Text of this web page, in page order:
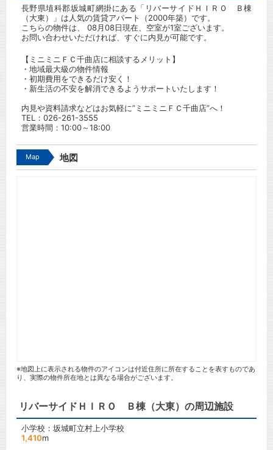
長野県埴科郡坂城町網掛にある「リバーサイドＨＩＲＯ Ｂ棟
（大東）」は人気の賃貸アパート（2000年築）です。
こちらの物件は、 08月08日現在、空室が1室ございます。
お問い合わせいただければ、すぐに内見が可能です。
【ミニミニＦＣ千曲店に相談するメリット】
・地域最大級の物件情報
・初期費用をできるだけ安く！
・新生活の不安を解消できるようサポートいたします！
内見や資料請求などはお気軽に”ミニミニＦＣ千曲店”へ！
TEL： 026-261-3555
営業時間：10:00～18:00
Map 地図
※地図上に表示される物件のアイコンは付近住所に所在することを表すものであ
り、実際の物件所在地とは異なる場合がございます。
リバーサイドＨＩＲＯ Ｂ棟（大東）の周辺施設
小学校：坂城町立村上小学校
1,410m